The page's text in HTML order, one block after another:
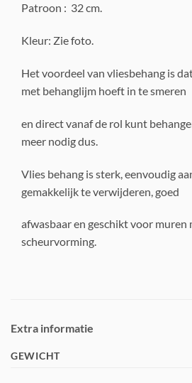
Patroon : 32 cm.
Kleur: Zie foto.
Het voordeel van vliesbehang is
met behanglijm hoeft in te smeren
en direct vanaf de rol kunt
meer nodig dus.
Vlies behang is sterk, eenvoudig
gemakkelijk te verwijderen, goed
afwasbaar en geschikt voor muren
scheurvorming.
Extra informatie
GEWICHT